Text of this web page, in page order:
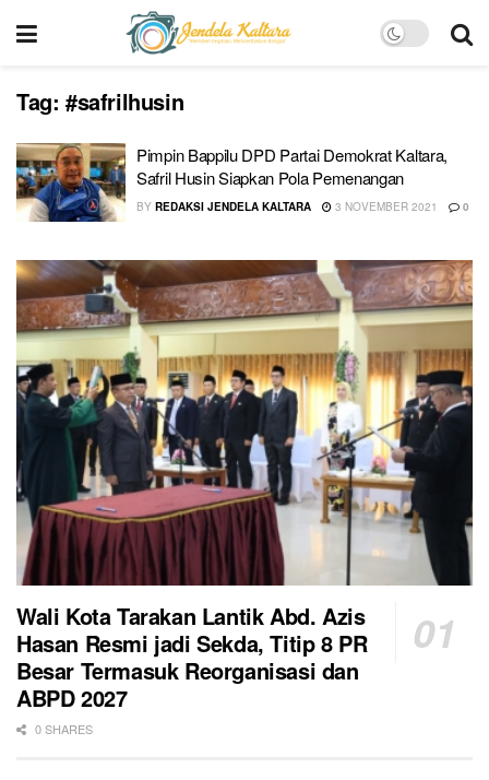
Tag: #safrilhusin
Pimpin Bappilu DPD Partai Demokrat Kaltara,
Safril Husin Siapkan Pola Pemenangan
BY REDAKSI JENDELA KALTARA 3 NOVEMBER 2021 0
Wali Kota Tarakan Lantik Abd. Azis
Hasan Resmi jadi Sekda, Titip 8 PR
Besar Termasuk Reorganisasi dan
ABPD 2027
0 SHARES